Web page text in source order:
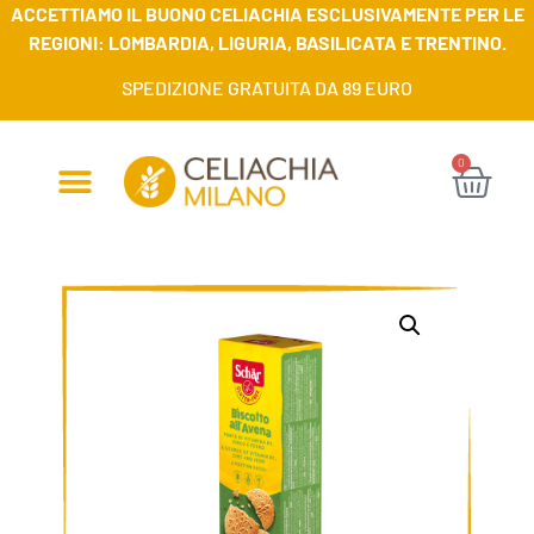
ACCETTIAMO IL BUONO CELIACHIA ESCLUSIVAMENTE PER LE
REGIONI: LOMBARDIA, LIGURIA, BASILICATA E TRENTINO.
SPEDIZIONE GRATUITA DA 89 EURO
0